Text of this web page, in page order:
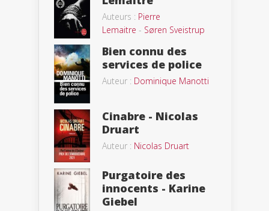
Auteurs : Pierre
Lemaitre - Søren Sveistrup
Bien connu des
services de police
Auteur : Dominique Manotti
Cinabre - Nicolas
Druart
Auteur : Nicolas Druart
Purgatoire des
innocents - Karine
Giebel